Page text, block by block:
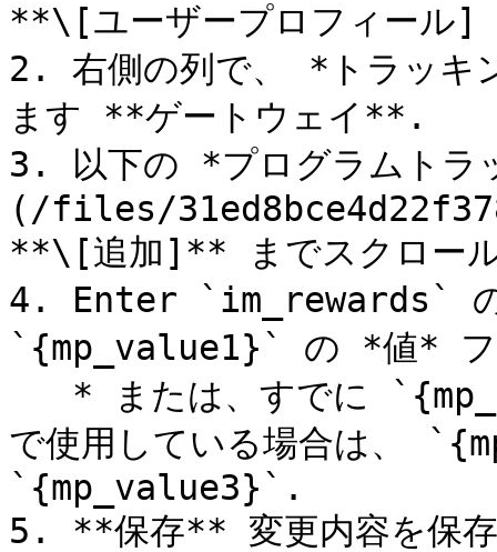
**\[ユーザープロフィー
2. 右側の列で、 *トラッキ
ます **ゲートウェイ**.
3. 以下の *プログラムト
(/files/
**\[追加]** までスクロール
4. Enter `im_rewards` の
`{mp_value1}` の *値* フ
で使用している場合は、
`{mp_value3}`.
5. **保存** 変更内容を保存